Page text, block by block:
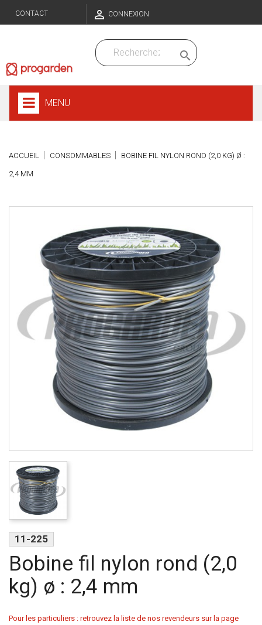
CONTACT  CONNEXION

MENU
ACCUEIL CONSOMMABLES BOBINE FIL NYLON ROND (2,0 KG) Ø :
2,4 MM
11-225
Bobine fil nylon rond (2,0
kg) ø : 2,4 mm
Pour les particuliers : retrouvez la liste de nos revendeurs sur la page